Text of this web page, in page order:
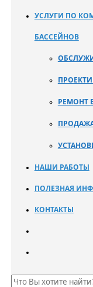
УСЛУГИ ПО
БАССЕЙНОВ
РЕМОНТ
НАШИ РАБОТЫ
ПОЛЕЗНАЯ
КОНТАКТЫ